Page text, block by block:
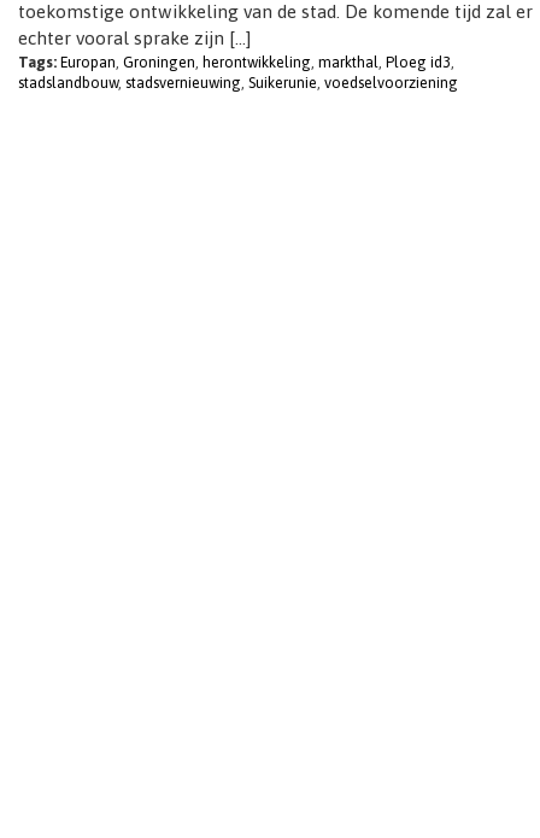
toekomstige ontwikkeling van de stad. De komende tijd zal er
echter vooral sprake zijn […]
Tags: Europan, Groningen, herontwikkeling, markthal, Ploeg id3,
stadslandbouw, stadsvernieuwing, Suikerunie, voedselvoorziening